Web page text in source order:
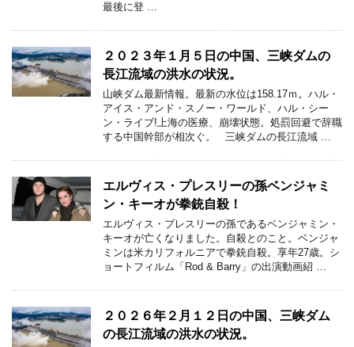
最後に登 …
２０２３年１月５日の中国、三峡ダムの
長江流域の洪水の状況。
山峡ダム最新情報。最新の水位は158.17ｍ。ハル・
アイス・アンド・スノー・ワールド、ハル・シー
ン・ライブ!上海の医療、崩壊状態。処罰回避で辞職
する中国幹部が相次ぐ。 三峡ダムの長江流域 …
エルヴィス・プレスリーの孫ベンジャミ
ン・キーオが拳銃自殺！
エルヴィス・プレスリーの孫であるベンジャミン・
キーオが亡くなりました。自殺とのこと。ベンジャ
ミンは米カリフォルニアで拳銃自殺。享年27歳。シ
ョートフィルム「Rod & Barry」の出演動画紹 …
２０２６年２月１２日の中国、三峡ダム
の長江流域の洪水の状況。